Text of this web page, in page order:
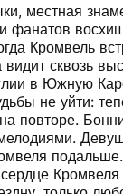
местная
фанатов
Кромвель
сквозь
в Южную
не уйти:
повторе.